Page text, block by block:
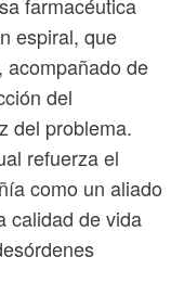
farmacéutica
espiral, que
acompañado de
del
del problema.
refuerza el
como un aliado
calidad de vida